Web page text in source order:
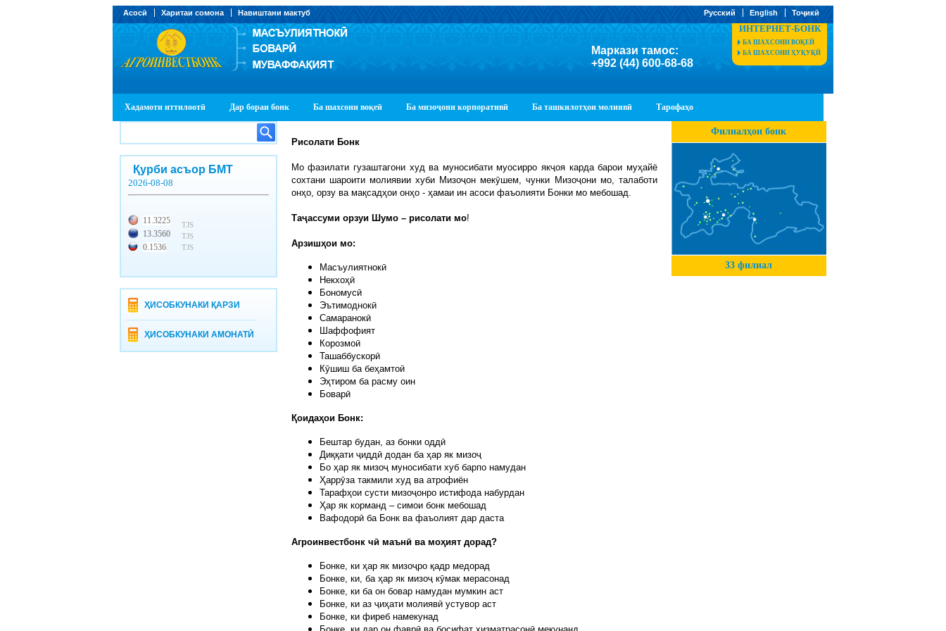
Асосӣ Харитаи сомона Навиштани мактуб Русский English Тоҷикӣ
Маркази тамос:
+992 (44) 600-68-68
ИНТЕРНЕТ-БОНК
БА ШАХСОНИ ВОҚЕӢ
БА ШАХСОНИ ҲУҚУҚӢ
Хадамоти иттилоотӣ Дар бораи бонк Ба шахсони воқеӣ Ба мизоҷони корпоративӣ Ба ташкилотҳои молиявӣ Тарофаҳо
Қурби асъор БМТ
2026-08-08
11.3225
13.3560
0.1536
TJS
TJS
TJS
ҲИСОБКУНАКИ ҚАРЗИ
ҲИСОБКУНАКИ АМОНАТӢ
Рисолати Бонк
Мо фазилати гузаштагони худ ва муносибати муосирро якҷоя карда барои муҳайё
сохтани шароити молиявии хуби Мизоҷон мекӯшем, чунки Мизоҷони мо, талаботи
онҳо, орзу ва мақсадҳои онҳо - ҳамаи ин асоси фаъолияти Бонки мо мебошад.
Таҷассуми орзуи Шумо – рисолати мо!
Арзишҳои мо:
Масъулиятнокӣ
Некхоҳӣ
Бономусӣ
Эътимоднокӣ
Самаранокӣ
Шаффофият
Корозмоӣ
Ташаббускорӣ
Кӯшиш ба беҳамтоӣ
Эҳтиром ба расму оин
Боварӣ
Қоидаҳои Бонк:
Бештар будан, аз бонки оддӣ
Диққати ҷиддӣ додан ба ҳар як мизоҷ
Бо ҳар як мизоҷ муносибати хуб барпо намудан
Ҳаррӯза такмили худ ва атрофиён
Тарафҳои сусти мизоҷонро истифода набурдан
Ҳар як корманд – симои бонк мебошад
Вафодорӣ ба Бонк ва фаъолият дар даста
Агроинвестбонк чӣмаънӣва моҳият дорад?
Бонке, ки ҳар як мизоҷро қадр медорад
Бонке, ки, ба ҳар як мизоҷ кӯмак мерасонад
Бонке, ки ба он бовар намудан мумкин аст
Бонке, ки аз ҷиҳати молиявӣ устувор аст
Бонке, ки фиреб намекунад
Филиалҳои бонк
33 филиал